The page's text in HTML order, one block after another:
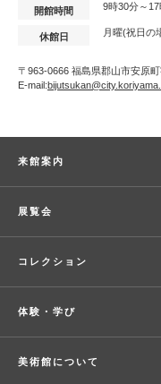
開館時間 9時30分～17
休館日 月曜(祝日の
〒963-0666 福島県郡山市安原
E-mail:
来館案内
展覧会
コレクション
体験・学び
美術館について